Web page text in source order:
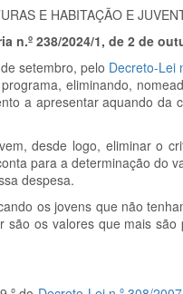
E HABITAÇÃO E
n.º 238/2024/1, de 2 de
setembro, pelo Decreto-Lei
eliminando,
a apresentar aquando
desde logo, eliminar o
para a determinação do
despesa.
os jovens que não
os valores que mais